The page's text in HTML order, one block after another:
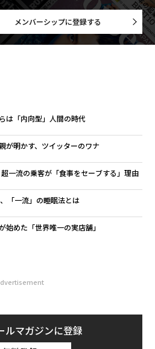
メンバーシップに登録する
は「内向型」人間の時代
が明かす、ツイッターのワナ
一流の乗客が「食事をセーブする」理由
「一流」の睡眠法とは
始めた「世界唯一の実店舗」
ルマガジンに登録